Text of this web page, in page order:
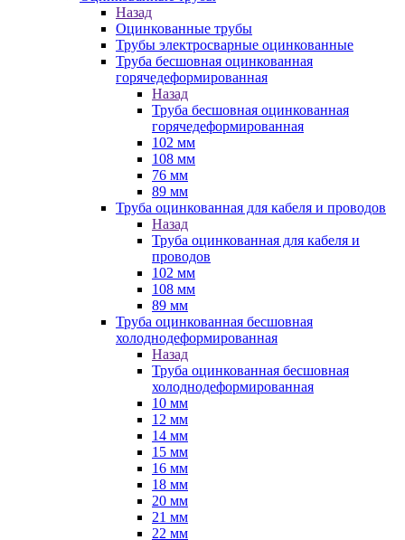
Назад
Оцинкованные трубы
Трубы электросварные оцинкованные
Труба бесшовная оцинкованная
горячедеформированная
Назад
Труба бесшовная оцинкованная
горячедеформированная
102 мм
108 мм
76 мм
89 мм
Труба оцинкованная для кабеля и проводов
Назад
Труба оцинкованная для кабеля и
проводов
102 мм
108 мм
89 мм
Труба оцинкованная бесшовная
холоднодеформированная
Назад
Труба оцинкованная бесшовная
холоднодеформированная
10 мм
12 мм
14 мм
15 мм
16 мм
18 мм
20 мм
21 мм
22 мм